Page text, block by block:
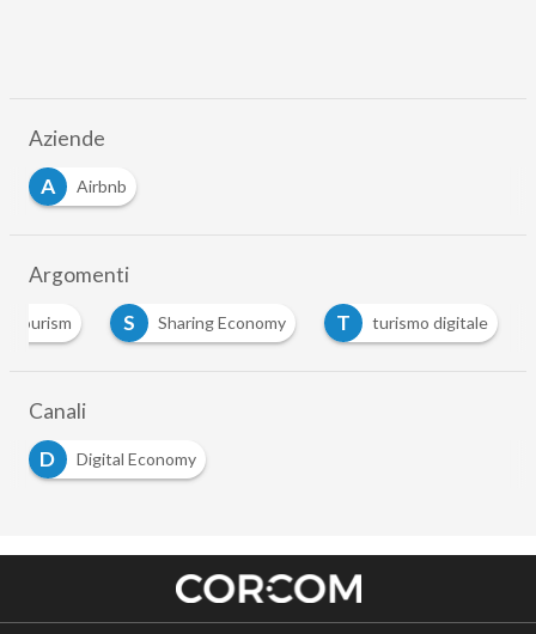
Aziende
A
Airbnb
Argomenti
tourism S Sharing Economy T turismo digitale
Canali
D
Digital Economy